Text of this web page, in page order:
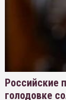
Российские
голодовке